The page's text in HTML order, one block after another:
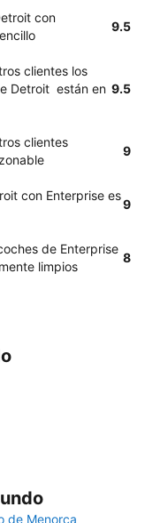
con
9.5
clientes los
Detroit están en 9.5
clientes
9
con Enterprise es
9
de Enterprise
limpios
8
de Menorca